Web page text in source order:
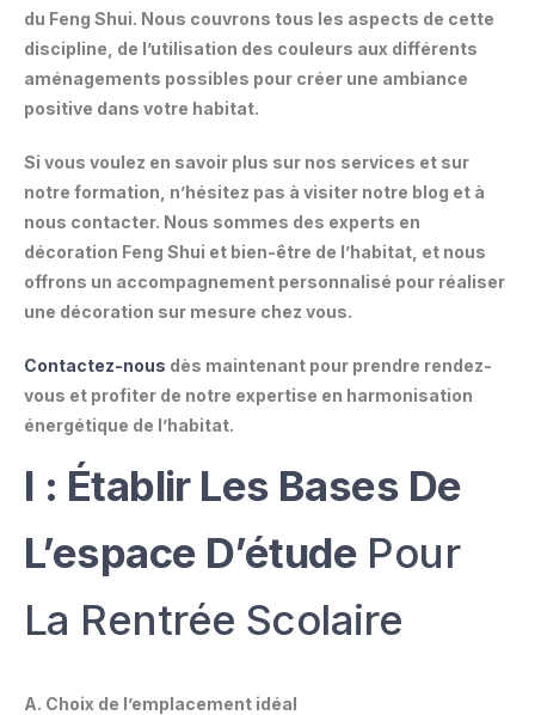
du Feng Shui. Nous couvrons tous les aspects de cette
discipline, de l’utilisation des couleurs aux différents
aménagements possibles pour créer une ambiance
positive dans votre habitat.
Si vous voulez en savoir plus sur nos services et sur
notre formation, n’hésitez pas à visiter notre blog et à
nous contacter. Nous sommes des experts en
décoration Feng Shui et bien-être de l’habitat, et nous
offrons un accompagnement personnalisé pour réaliser
une décoration sur mesure chez vous.
Contactez-nous dès maintenant pour prendre rendez-
vous et profiter de notre expertise en harmonisation
énergétique de l’habitat.
I : Établir Les Bases De
L’espace D’étude Pour
La Rentrée Scolaire
A. Choix de l’emplacement idéal